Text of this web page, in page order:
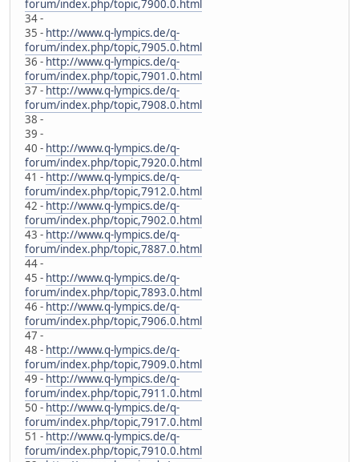
forum/index.php/topic,7900.0.html
34 -
35 - http://www.q-lympics.de/q-
forum/index.php/topic,7905.0.html
36 - http://www.q-lympics.de/q-
forum/index.php/topic,7901.0.html
37 - http://www.q-lympics.de/q-
forum/index.php/topic,7908.0.html
38 -
39 -
40 - http://www.q-lympics.de/q-
forum/index.php/topic,7920.0.html
41 - http://www.q-lympics.de/q-
forum/index.php/topic,7912.0.html
42 - http://www.q-lympics.de/q-
forum/index.php/topic,7902.0.html
43 - http://www.q-lympics.de/q-
forum/index.php/topic,7887.0.html
44 -
45 - http://www.q-lympics.de/q-
forum/index.php/topic,7893.0.html
46 - http://www.q-lympics.de/q-
forum/index.php/topic,7906.0.html
47 -
48 - http://www.q-lympics.de/q-
forum/index.php/topic,7909.0.html
49 - http://www.q-lympics.de/q-
forum/index.php/topic,7911.0.html
50 - http://www.q-lympics.de/q-
forum/index.php/topic,7917.0.html
51 - http://www.q-lympics.de/q-
forum/index.php/topic,7910.0.html